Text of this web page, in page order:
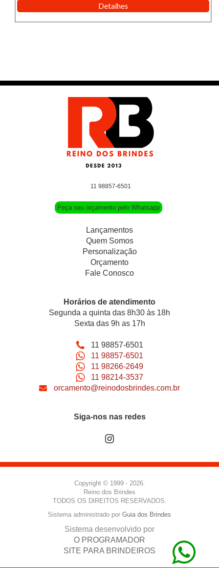
Detalhes
11 98857-6501
Peça seu orçamento pelo Whatsapp
Lançamentos
Quem Somos
Personalização
Orçamento
Fale Conosco
Horários de atendimento
Segunda a quinta das 8h30 às 18h
Sexta das 9h as 17h
11 98857-6501
11 98857-6501
11 98266-2649
11 98214-3537
orcamento@reinodosbrindes.com.br
Siga-nos nas redes
Copyright © 1999 - 2026.
Reino dos Brindes
TODOS OS DIREITOS RESERVADOS.
Sistema administrado por Guia dos Brindes
Sistema desenvolvido por
O PROGRAMADOR
SITE PARA BRINDEIROS